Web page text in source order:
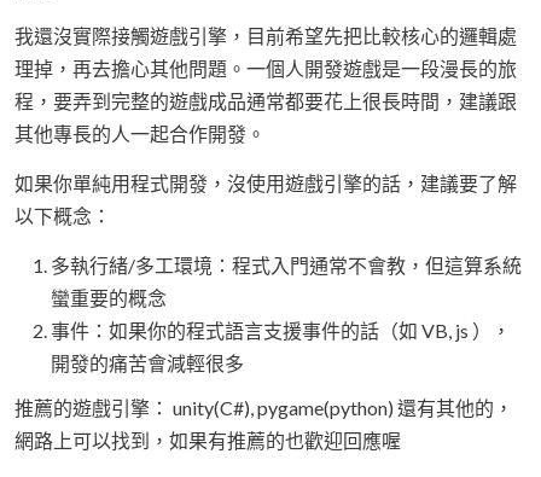
我還沒實際接觸遊戲引擎，目前希望先把比較核心的邏輯處
理掉，再去擔心其他問題。一個人開發遊戲是一段漫長的旅
程，要弄到完整的遊戲成品通常都要花上很長時間，建議跟
其他專長的人一起合作開發。
如果你單純用程式開發，沒使用遊戲引擎的話，建議要了解
以下概念：
多執行緒/多工環境：程式入門通常不會教，但這算系統
蠻重要的概念
事件：如果你的程式語言支援事件的話（如 VB, js ），
開發的痛苦會減輕很多
推薦的遊戲引擎： unity(C#), pygame(python) 還有其他的，
網路上可以找到，如果有推薦的也歡迎回應喔